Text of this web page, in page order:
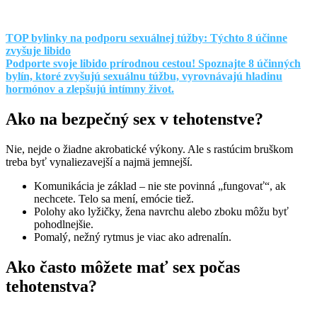
TOP bylinky na podporu sexuálnej túžby: Týchto 8 účinne
zvyšuje libido
Podporte svoje libido prírodnou cestou! Spoznajte 8 účinných
bylín, ktoré zvyšujú sexuálnu túžbu, vyrovnávajú hladinu
hormónov a zlepšujú intímny život.
Ako na bezpečný sex v tehotenstve?
Nie, nejde o žiadne akrobatické výkony. Ale s rastúcim bruškom
treba byť vynaliezavejší a najmä jemnejší.
Komunikácia je základ – nie ste povinná „fungovať“, ak
nechcete. Telo sa mení, emócie tiež.
Polohy ako lyžičky, žena navrchu alebo zboku môžu byť
pohodlnejšie.
Pomalý, nežný rytmus je viac ako adrenalín.
Ako často môžete mať sex počas
tehotenstva?